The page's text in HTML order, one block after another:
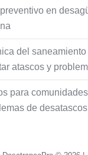
en
del
atascos y
para
de desatascos